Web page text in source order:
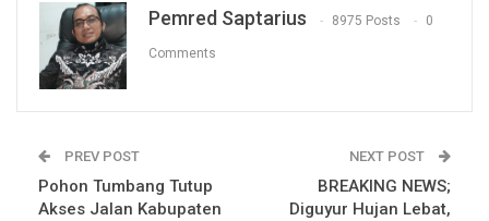
Pemred Saptarius 8975 Posts 0
Comments
PREV POST
Pohon Tumbang Tutup
Akses Jalan Kabupaten
NEXT POST
BREAKING NEWS;
Diguyur Hujan Lebat,